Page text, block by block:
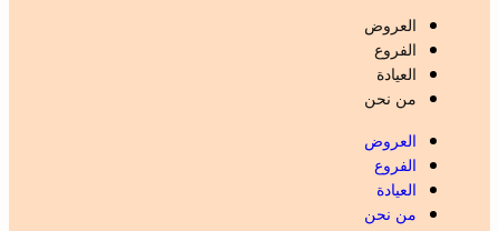
العروض
الفروع
العيادة
من نحن
العروض
الفروع
العيادة
من نحن